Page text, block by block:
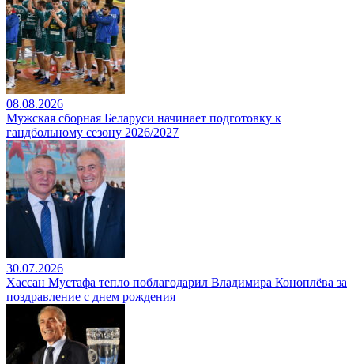
08.08.2026
Мужская сборная Беларуси начинает подготовку к
гандбольному сезону 2026/2027
30.07.2026
Хассан Мустафа тепло поблагодарил Владимира Коноплёва за
поздравление с днем рождения